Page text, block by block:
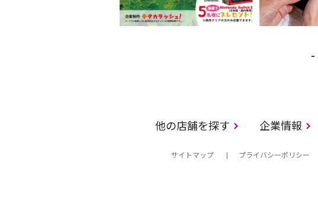
他の店舗を探す 企業情報
サイトマップ プライバシーポリシー